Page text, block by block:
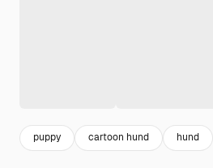
puppy cartoon hund hund